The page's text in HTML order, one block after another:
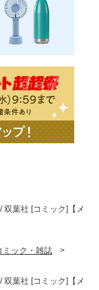
双葉社 [コミック]【メ
ミック・雑誌
>
双葉社 [コミック]【メ